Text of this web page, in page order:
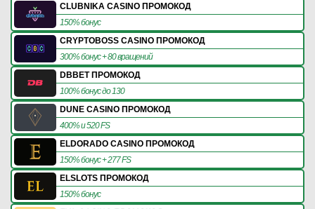
CLUBNIKA CASINO ПРОМОКОД
150% бонус
CRYPTOBOSS CASINO ПРОМОКОД
300% бонус + 80 вращений
DBBET ПРОМОКОД
100% бонус до 130
DUNE CASINO ПРОМОКОД
400% и 520 FS
ELDORADO CASINO ПРОМОКОД
150% бонус + 277 FS
ELSLOTS ПРОМОКОД
150% бонус